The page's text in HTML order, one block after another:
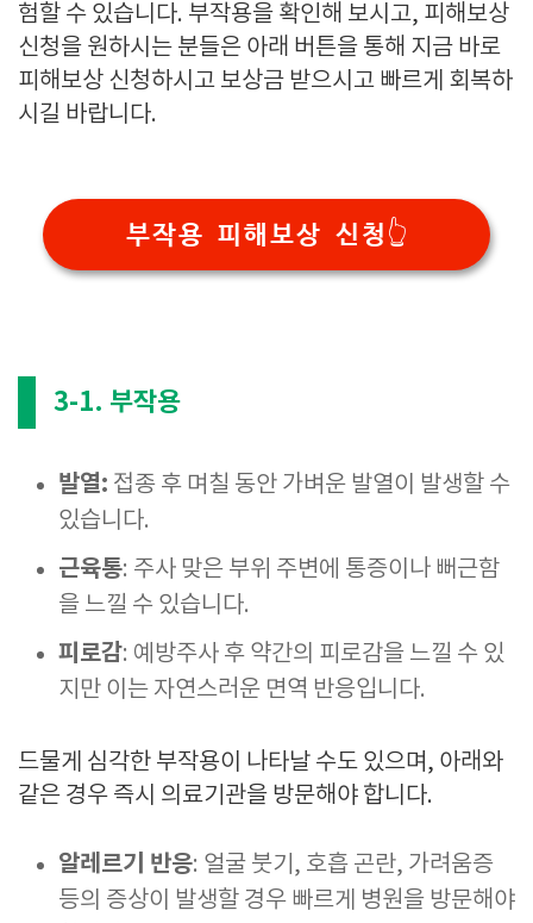
험할 수 있습니다. 부작용을 확인해 보시고, 피해보상
신청을 원하시는 분들은 아래 버튼을 통해 지금 바로
피해보상 신청하시고 보상금 받으시고 빠르게 회복하
시길 바랍니다.
부작용 피해보상 신청👆
3-1. 부작용
발열: 접종 후 며칠 동안 가벼운 발열이 발생할 수
있습니다.
근육통: 주사 맞은 부위 주변에 통증이나 뻐근함
을 느낄 수 있습니다.
피로감: 예방주사 후 약간의 피로감을 느낄 수 있
지만 이는 자연스러운 면역 반응입니다.
드물게 심각한 부작용이 나타날 수도 있으며, 아래와
같은 경우 즉시 의료기관을 방문해야 합니다.
알레르기 반응: 얼굴 붓기, 호흡 곤란, 가려움증
등의 증상이 발생할 경우 빠르게 병원을 방문해야